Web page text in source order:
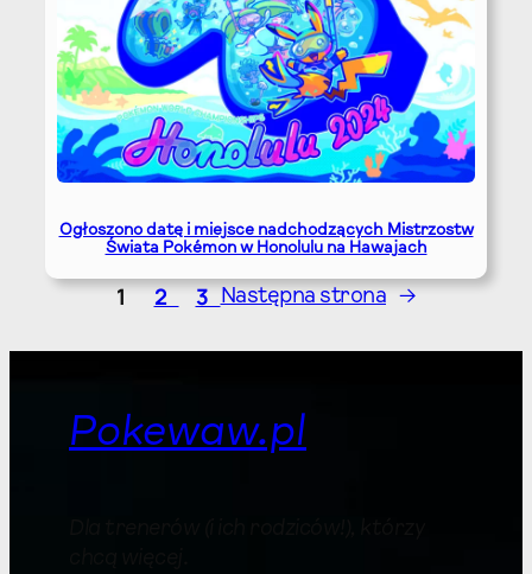
Ogłoszono datę i miejsce nadchodzących Mistrzostw
Świata Pokémon w Honolulu na Hawajach
1 2 3Następna strona →
Pokewaw.pl